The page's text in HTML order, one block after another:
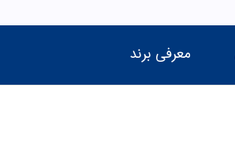
معرفی برند